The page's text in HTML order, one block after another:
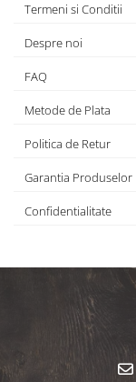
Termeni si Conditii
Despre noi
FAQ
Metode de Plata
Politica de Retur
Garantia Produselor
Confidentialitate